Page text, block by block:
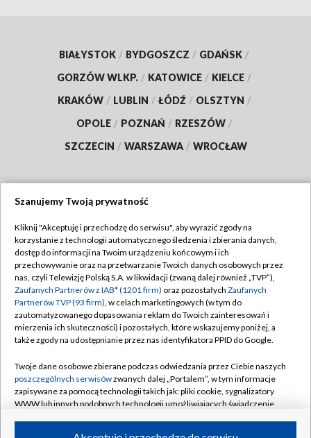
BIAŁYSTOK / BYDGOSZCZ / GDAŃSK /
GORZÓW WLKP. / KATOWICE / KIELCE /
KRAKÓW / LUBLIN / ŁÓDŹ / OLSZTYN /
OPOLE / POZNAŃ / RZESZÓW /
SZCZECIN / WARSZAWA / WROCŁAW
TVP
Abonament TVP
Emisja w TVP
Centrum informacji TVP
Naziemna Telewizja Cyfrowa
Rada Programowa
System NOS
Informacje o nadawcy
Regulamin TVP
Polityka prywatności
Moje zgody
Pomoc
Kontakt
Kanały
Szanujemy Twoją prywatność
Kliknij "Akceptuję i przechodzę do serwisu", aby wyrazić zgody na
korzystanie z technologii automatycznego śledzenia i zbierania danych,
dostęp do informacji na Twoim urządzeniu końcowym i ich
przechowywanie oraz na przetwarzanie Twoich danych osobowych przez
nas, czyli Telewizję Polską S.A. w likwidacji (zwaną dalej również „TVP”),
Zaufanych Partnerów z IAB* (1201 firm) oraz pozostałych Zaufanych
Partnerów TVP (93 firm), w celach marketingowych (w tym do
zautomatyzowanego dopasowania reklam do Twoich zainteresowań i
mierzenia ich skuteczności) i pozostałych, które wskazujemy poniżej, a
także zgody na udostępnianie przez nas identyfikatora PPID do Google.
Twoje dane osobowe zbierane podczas odwiedzania przez Ciebie naszych
poszczególnych serwisówzwanych dalej „Portalem”, w tym informacje
zapisywane za pomocą technologii takich jak: pliki cookie, sygnalizatory
WWW lub innych podobnych technologii umożliwiających świadczenie